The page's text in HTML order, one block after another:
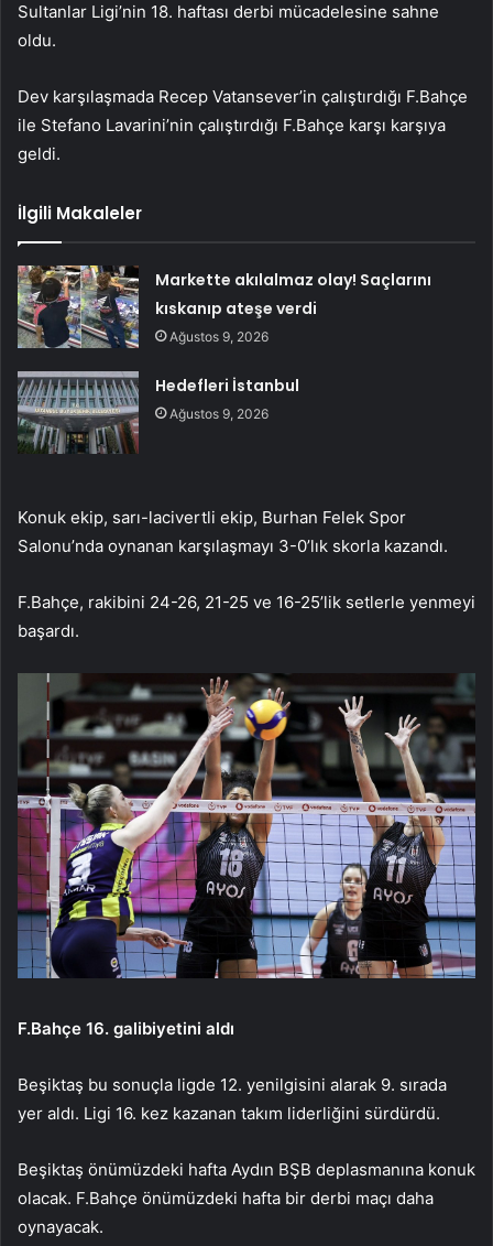
Sultanlar Ligi’nin 18. haftası derbi mücadelesine sahne
oldu.
Dev karşılaşmada Recep Vatansever’in çalıştırdığı F.Bahçe
ile Stefano Lavarini’nin çalıştırdığı F.Bahçe karşı karşıya
geldi.
İlgili Makaleler
Markette akılalmaz olay! Saçlarını
kıskanıp ateşe verdi
Ağustos 9, 2026
Hedefleri İstanbul
Ağustos 9, 2026
Konuk ekip, sarı-lacivertli ekip, Burhan Felek Spor
Salonu’nda oynanan karşılaşmayı 3-0’lık skorla kazandı.
F.Bahçe, rakibini 24-26, 21-25 ve 16-25’lik setlerle yenmeyi
başardı.
F.Bahçe 16. galibiyetini aldı
Beşiktaş bu sonuçla ligde 12. yenilgisini alarak 9. sırada
yer aldı. Ligi 16. kez kazanan takım liderliğini sürdürdü.
Beşiktaş önümüzdeki hafta Aydın BŞB deplasmanına konuk
olacak. F.Bahçe önümüzdeki hafta bir derbi maçı daha
oynayacak.